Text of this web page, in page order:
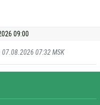
09:00
07:32 MSK